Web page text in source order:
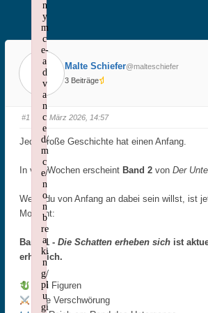
Malte Schiefer@malteschiefer
3 Beiträge
#1 · 17. März 2026, 14:57
Jede große Geschichte hat einen Anfang.
In vier Wochen erscheint Band 2 von Der
Wenn du von Anfang an dabei sein willst, ist
Moment:
Band 1 - Die Schatten erheben sich ist
erhältlich.
Drei Figuren
Eine Verschwörung
n
y
m
c
e-
a
d
v
a
n
c
e
d/
m
c
e/
n
o
n
b
re
a
ki
n
g/
pl
u
gi